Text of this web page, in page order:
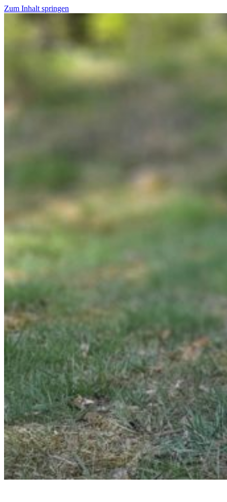
Zum Inhalt springen